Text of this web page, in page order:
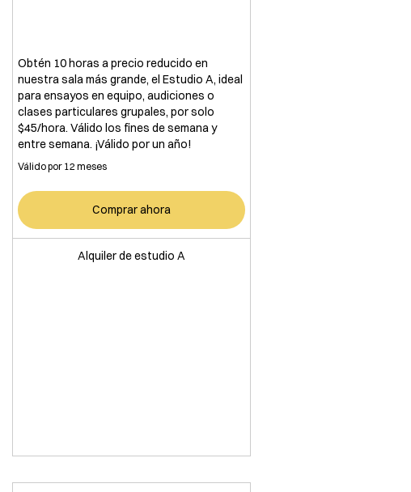
Obtén 10 horas a precio reducido en
nuestra sala más grande, el Estudio A, ideal
para ensayos en equipo, audiciones o
clases particulares grupales, por solo
$45/hora. Válido los fines de semana y
entre semana. ¡Válido por un año!
Válido por 12 meses
Comprar ahora
Alquiler de estudio A